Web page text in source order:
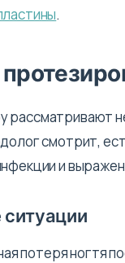
.
рассматривают
смотрит,
и
потеря ногтя